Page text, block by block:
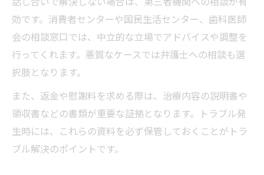
効です。消費者センターや国民生活センター、歯科医師
会の相談窓口では、中立的な立場でアドバイスや調整を
行ってくれます。悪質なケースでは弁護士への相談も選
択肢となります。
また、返金や慰謝料を求める際は、治療内容の説明書や
領収書などの書類が重要な証拠となります。トラブル発
生時には、これらの資料を必ず保管しておくことがトラ
ブル解決のポイントです。